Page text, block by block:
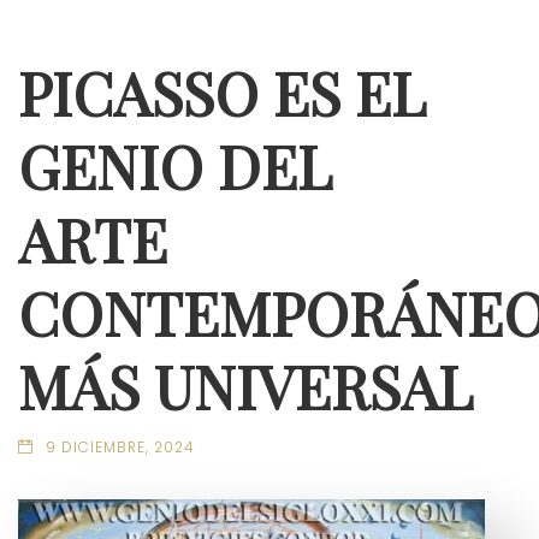
PICASSO ES EL
GENIO DEL
ARTE
MÁS UNIVERSAL
9 DICIEMBRE, 2024